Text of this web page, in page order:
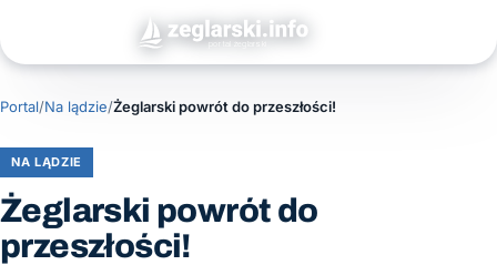
Portal/Na lądzie/Żeglarski powrót do przeszłości!
NA LĄDZIE
Żeglarski powrót do
przeszłości!